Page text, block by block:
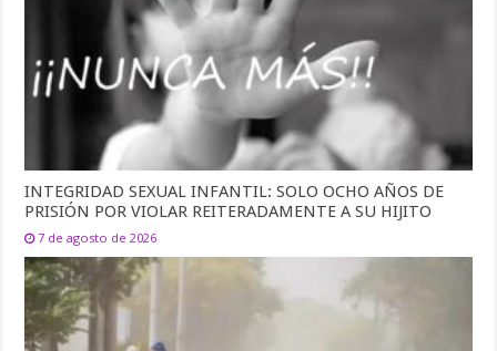
INTEGRIDAD SEXUAL INFANTIL: SOLO OCHO AÑOS DE
PRISIÓN POR VIOLAR REITERADAMENTE A SU HIJITO
7 de agosto de 2026